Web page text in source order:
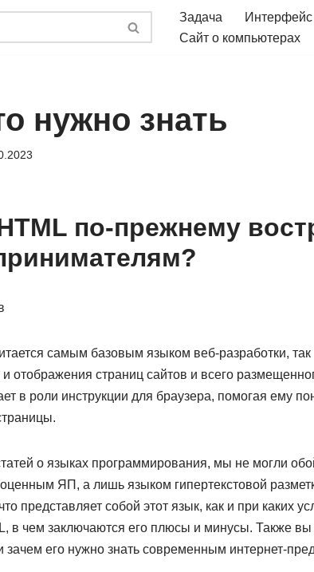
Задача Интерфейс
Сайт о компьютерах
нужно знать
по-прежнему
самым базовым языком веб-разработки, так
и отображения страниц сайтов и всего
в роли инструкции для браузера, помогая ему
о языках программирования, мы не могли
ЯП, а лишь языком гипертекстовой
представляет собой этот язык, как и при каких
в чем заключаются его плюсы и минусы. Также вы
зачем его нужно знать современным интернет-